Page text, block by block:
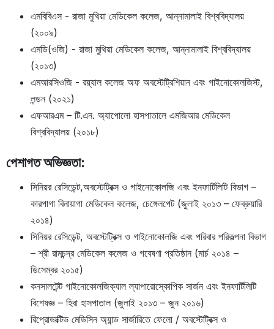
এমবিবিএস - রাজা মুথিয়া মেডিকেল কলেজ, আন্নামালাই বিশ্ববিদ্যালয়
(২০০৯)
এমডি(ওজি) - রাজা মুথিয়া মেডিকেল কলেজ, আন্নামালাই বিশ্ববিদ্যালয়
(২০১৩)
এমআরসিওজি - রয়্যাল কলেজ অফ অবস্টেট্রিশিয়ান এবং গাইনোকোলজিস্ট,
লন্ডন (২০২১)
এফআরএম – টি.এন. অ্যাপোলো হাসপাতালে এমজিআর মেডিকেল
বিশ্ববিদ্যালয় (২০১৮)
পেশাগত অভিজ্ঞতা:
সিনিয়র রেসিডেন্ট,অবস্টেট্রিক্স ও গাইনোকোলজি এবং ইনফার্টিলিটি বিভাগ –
কারপাগা বিনায়াগা মেডিকেল কলেজ, চেঙ্গেলপেট (জুলাই ২০১৩ – ফেব্রুয়ারি
২০১৪)
সিনিয়র রেসিডেন্ট, অবস্টেট্রিক্স ও গাইনোকোলজি এবং পরিবার পরিকল্পনা বিভাগ
– শ্রী রামচন্দ্র মেডিকেল কলেজ ও গবেষণা প্রতিষ্ঠান (মার্চ ২০১৪ –
ডিসেম্বর ২০১৫)
কনসালটেন্ট গাইনোকোলজিক্যাল ল্যাপারোস্কোপিক সার্জন এবং ইনফার্টিলিটি
বিশেষজ্ঞ – হিবা হাসপাতাল (জুলাই ২০১৩ – জুন ২০১৬)
রিপ্রোডাক্টিভ মেডিসিন অ্যান্ড সার্জারিতে ফেলো / অবস্টেট্রিক্স ও